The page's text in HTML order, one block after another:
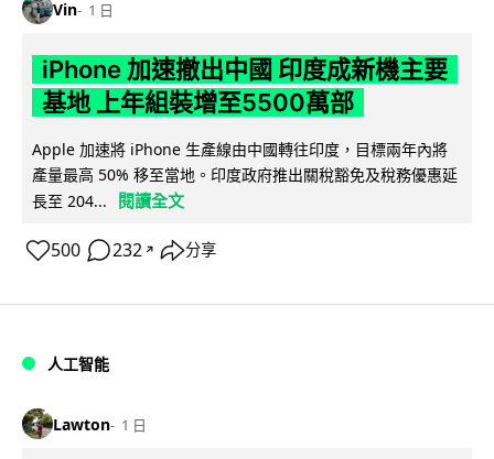
Vin 1 日
iPhone 加速撤出中國 印度成新機主要
基地 上年組裝增至5500萬部
Apple 加速將 iPhone 生產線由中國轉往印度，目標兩年內將
產量最高 50% 移至當地。印度政府推出關稅豁免及稅務優惠延
長至 204...
閱讀全文
500 232 ↗ 分享
人工智能
Lawton 1 日